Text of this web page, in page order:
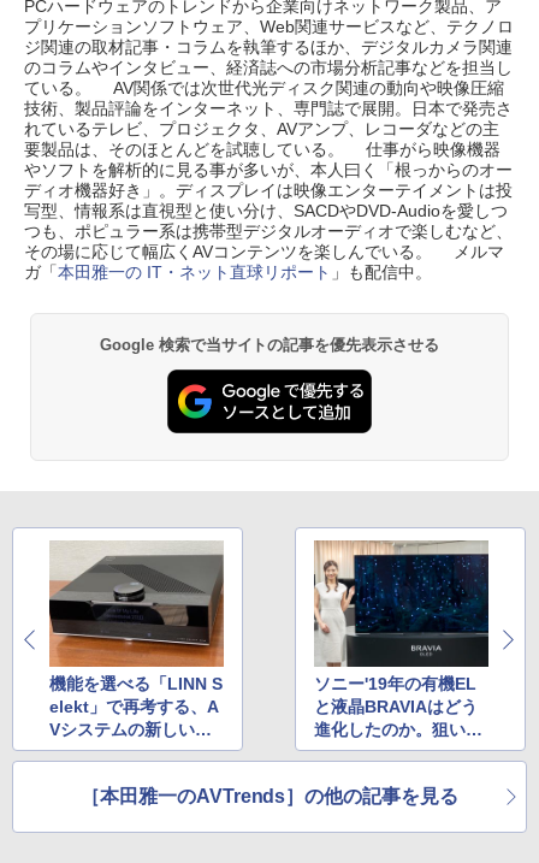
PCハードウェアのトレンドから企業向けネットワーク製品、ア
プリケーションソフトウェア、Web関連サービスなど、テクノロ
ジ関連の取材記事・コラムを執筆するほか、デジタルカメラ関連
のコラムやインタビュー、経済誌への市場分析記事などを担当し
ている。 AV関係では次世代光ディスク関連の動向や映像圧縮
技術、製品評論をインターネット、専門誌で展開。日本で発売さ
れているテレビ、プロジェクタ、AVアンプ、レコーダなどの主
要製品は、そのほとんどを試聴している。 仕事がら映像機器
やソフトを解析的に見る事が多いが、本人曰く「根っからのオー
ディオ機器好き」。ディスプレイは映像エンターテイメントは投
写型、情報系は直視型と使い分け、SACDやDVD-Audioを愛しつ
つも、ポピュラー系は携帯型デジタルオーディオで楽しむなど、
その場に応じて幅広くAVコンテンツを楽しんでいる。 メルマ
ガ「本田雅一の IT・ネット直球リポート 」も配信中。
Google 検索で当サイトの記事を優先表示させる
機能を選べる「LINN S
elekt」で再考する、A
Vシステムの新しいカ
タチ
ソニー'19年の有機EL
と液晶BRAVIAはどう
進化したのか。狙い目
機種は?
［本田雅一のAVTrends］の他の記事を見る